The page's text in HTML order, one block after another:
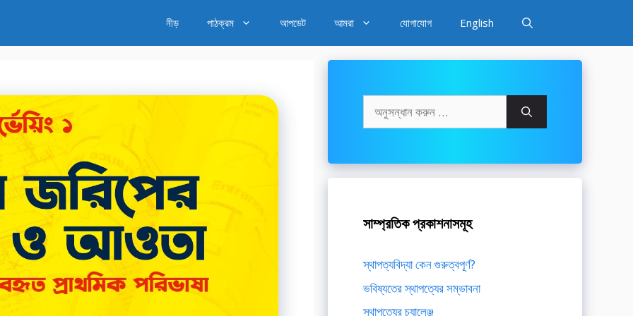
নীড় পাঠক্রম আপডেট আমরা যোগাযোগ English
সাম্প্রতিক প্রকাশনাসমূহ
স্থাপত্যবিদ্যা কেন গুরুত্বপূর্ণ?
ভবিষ্যতের স্থাপত্যের সম্ভাবনা
স্থাপত্যের চ্যালেঞ্জ